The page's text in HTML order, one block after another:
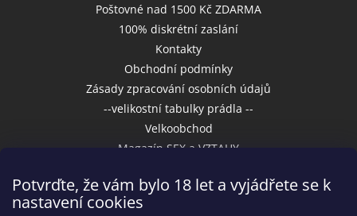
Potvrďte, že vám bylo 18 let a vyjádřete se k
nastavení cookies
Poštovné nad 1500 Kč ZDARMA
100% diskrétní zaslání
Kontakty
Obchodní podmínky
Zásady zpracování osobních údajů
--velikostní tabulky prádla --
Velkoobchod
Magazín SEX a VZTAHY